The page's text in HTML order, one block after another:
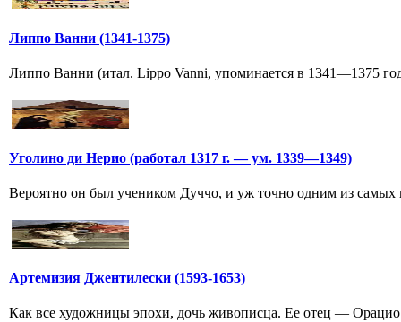
Липпо Ванни (1341-1375)
Липпо Ванни (итал. Lippo Vanni, упоминается в 1341—1375
Уголино ди Нерио (работал 1317 г. — ум. 1339—1349)
Вероятно он был учеником Дуччо, и уж точно одним из самых
Артемизия Джентилески (1593-1653)
Как все художницы эпохи, дочь живописца. Ее отец —